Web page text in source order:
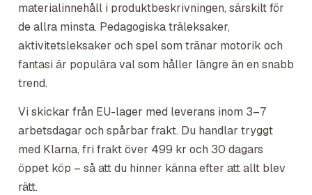
materialinnehåll i produktbeskrivningen, särskilt för
de allra minsta. Pedagogiska träleksaker,
aktivitetsleksaker och spel som tränar motorik och
fantasi är populära val som håller längre än en snabb
trend.
Vi skickar från EU-lager med leverans inom 3–7
arbetsdagar och spårbar frakt. Du handlar tryggt
med Klarna, fri frakt över 499 kr och 30 dagars
öppet köp – så att du hinner känna efter att allt blev
rätt.